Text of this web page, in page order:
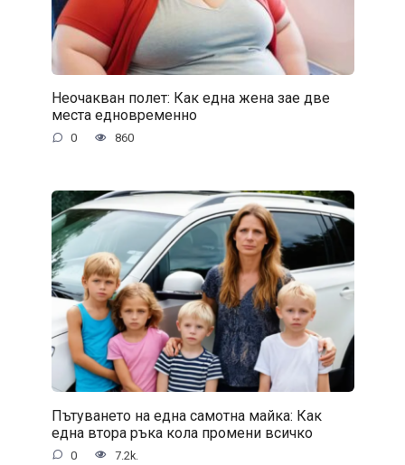
Неочакван полет: Как една жена зае две
места едновременно
0 860
Пътуването на една самотна майка: Как
една втора ръка кола промени всичко
0 7.2k.